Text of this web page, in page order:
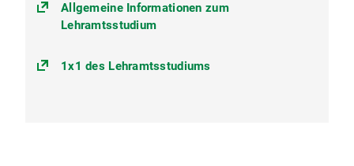
Allgemeine Informationen zum
Lehramtsstudium
1x1 des Lehramtsstudiums